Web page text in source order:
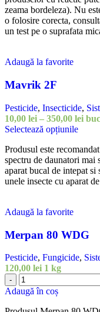
pot
zeama bordeleza). Nu
o folosire corecta,
un test pe o suprafata
Adaugă la favorite
Mavrik 2F
Pesticide, Insecticide,
10,00 lei – 350,00 lei
la
Selectează opțiunileAcest
are
mai
multe
în
Produsul este
spectru de daunatori
aparat bucal de intepat
unele insecte cu aparat
Adaugă la favorite
Merpan 80 WDG
Pesticide, Fungicide,
120,00 lei 1 kg
-
Cantitate
Merpan
80
Adaugă în coș